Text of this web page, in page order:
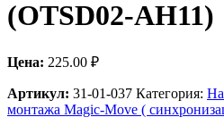
(OTSD02-AH11)
Цена: 225.00 ₽
Артикул: 31-01-037 Категория:
монтажа Magic-Move (